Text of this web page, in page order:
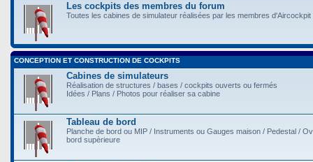
Les cockpits des membres du forum
Toutes les cabines de simulateur réalisées par les membres
CONCEPTION ET CONSTRUCTION DE COCKPITS
Cabines de simulateurs
Réalisation de structures / bases / cockpits ouverts ou fermés
Idées / Plans / Photos pour réaliser sa cabine
Tableau de bord
Planche de bord ou MIP / Instruments ou Gauges maison / Pedestal /
bord supèrieure